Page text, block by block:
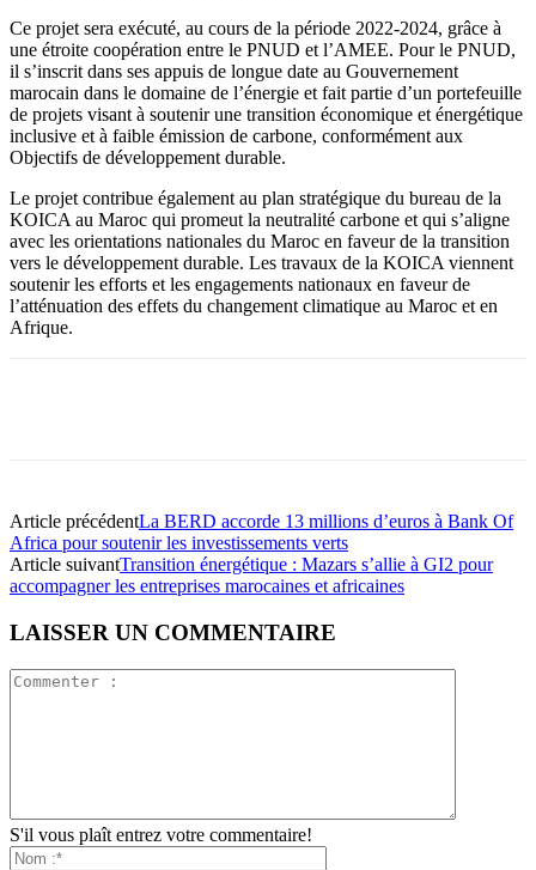
Ce projet sera exécuté, au cours de la période 2022-2024, grâce à
une étroite coopération entre le PNUD et l’AMEE. Pour le PNUD,
il s’inscrit dans ses appuis de longue date au Gouvernement
marocain dans le domaine de l’énergie et fait partie d’un portefeuille
de projets visant à soutenir une transition économique et énergétique
inclusive et à faible émission de carbone, conformément aux
Objectifs de développement durable.
Le projet contribue également au plan stratégique du bureau de la
KOICA au Maroc qui promeut la neutralité carbone et qui s’aligne
avec les orientations nationales du Maroc en faveur de la transition
vers le développement durable. Les travaux de la KOICA viennent
soutenir les efforts et les engagements nationaux en faveur de
l’atténuation des effets du changement climatique au Maroc et en
Afrique.
Article précédentLa BERD accorde 13 millions d’euros à Bank Of
Africa pour soutenir les investissements verts
Article suivantTransition énergétique : Mazars s’allie à GI2 pour
accompagner les entreprises marocaines et africaines
LAISSER UN COMMENTAIRE
S'il vous plaît entrez votre commentaire!